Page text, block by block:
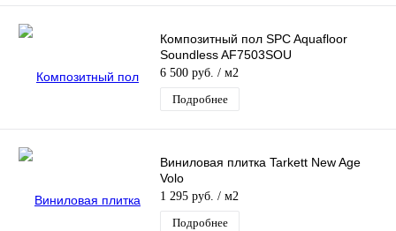
Композитный пол SPC Aquafloor
Soundless AF7503SOU
6 500 руб. / м2
Подробнее
Виниловая плитка Tarkett New Age
Volo
1 295 руб. / м2
Подробнее